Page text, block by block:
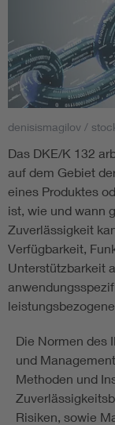
Living
Mobility
Smart
DKE
Blitzschutz: DIN
Circular
DIN VDE 0100
Elektrofachkraft
denisismagilov /
Das DKE/K 132
auf dem Gebiet
eines Produktes
ist, wie und wann
Zuverlässigkeit
Verfügbarkeit,
Unterstützbarkeit
Die Normen des
und
Methoden und
Risiken, sowie